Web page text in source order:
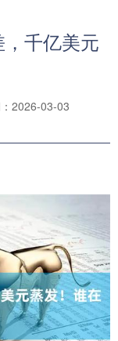
千亿美元
2026-03-03